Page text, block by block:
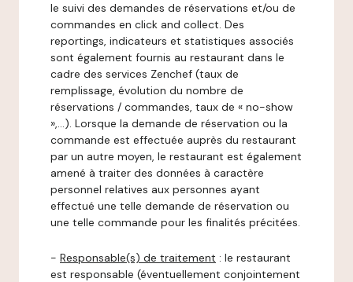
le suivi des demandes de réservations et/ou de
commandes en click and collect. Des
reportings, indicateurs et statistiques associés
sont également fournis au restaurant dans le
cadre des services Zenchef (taux de
remplissage, évolution du nombre de
réservations / commandes, taux de « no-show
»,…). Lorsque la demande de réservation ou la
commande est effectuée auprès du restaurant
par un autre moyen, le restaurant est également
amené à traiter des données à caractère
personnel relatives aux personnes ayant
effectué une telle demande de réservation ou
une telle commande pour les finalités précitées.
- Responsable(s) de traitement : le restaurant
est responsable (éventuellement conjointement